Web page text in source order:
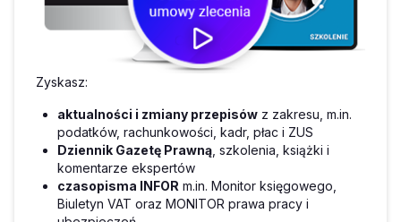
Zyskasz:
aktualności i zmiany przepisów z zakresu, m.in.
podatków, rachunkowości, kadr, płac i ZUS
Dziennik Gazetę Prawną , szkolenia, książki i
komentarze ekspertów
czasopisma INFOR m.in. Monitor księgowego,
Biuletyn VAT oraz MONITOR prawa pracy i